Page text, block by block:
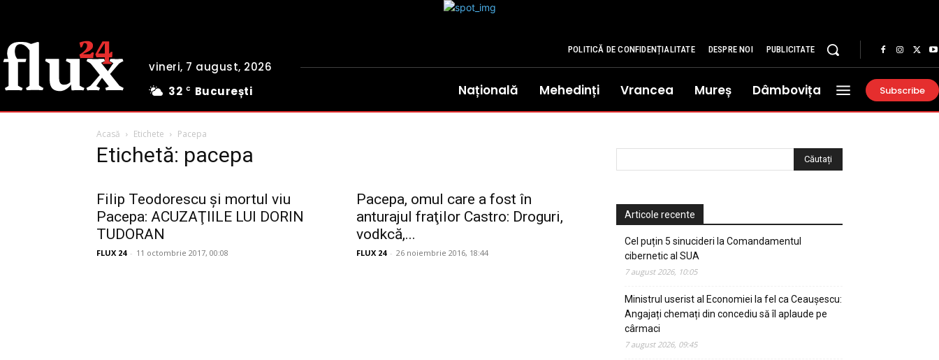
vineri, 7 august, 2026
32 C București
POLITICĂ DE CONFIDENȚIALITATE DESPRE NOI PUBLICITATE
Națională Mehedinți Vrancea Mureș Dâmbovița Subscribe
Acasă Etichete Pacepa
Etichetă: pacepa
Filip Teodorescu şi mortul viu
Pacepa: ACUZAŢIILE LUI DORIN
TUDORAN
FLUX 24 - 11 octombrie 2017, 00:08
Pacepa, omul care a fost în
anturajul fraţilor Castro: Droguri,
vodkcă,...
FLUX 24 - 26 noiembrie 2016, 18:44
Articole recente
Cel puțin 5 sinucideri la Comandamentul
cibernetic al SUA
7 august 2026, 10:05
Ministrul userist al Economiei la fel ca Ceaușescu:
Angajați chemați din concediu să îl aplaude pe
cârmaci
7 august 2026, 09:45